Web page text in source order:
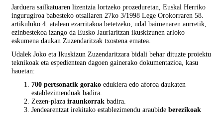
Jarduera sailkatuaren lizentzia lortzeko prozeduretan, Euskal Herriko
ingurugiroa babesteko otsailaren 27ko 3/1998 Lege Orokorraren 58.
artikuluko 4. atalean ezarritakoa betetzeko, udal baimenaren aurretik,
ezinbestekoa izango da Eusko Jaurlaritzan ikuskizunen arloko
eskumena daukan Zuzendaritzak txostena ematea.
Udalek Joko eta Ikuskizun Zuzendaritzara bidali behar dituzte proiektu
teknikoak eta espedientean dagoen gainerako dokumentazioa, kasu
hauetan:
700 pertsonatik gorako edukiera edo aforoa daukaten
establezimenduak badira.
Zezen-plaza iraunkorrak badira.
Jendearentzat irekitako establezimendu araubide berezikoak